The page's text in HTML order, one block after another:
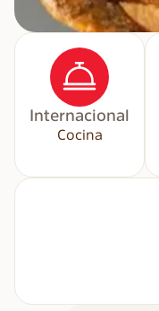
Cocina
Internacional